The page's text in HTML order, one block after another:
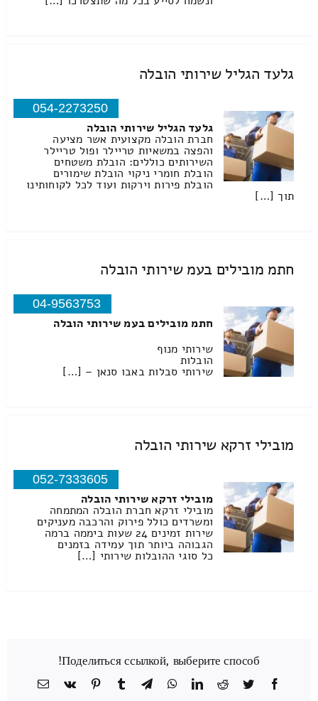
גלעד הגליל שירותי הובלה
054-2273250
גלעד הגליל שירותי הובלה
חברת הובלה מקצועית אשר מציעה
והפצה במשאיות טריילר ופול טריילר
השירותים כוללים: הובלת משטחים
הובלת חומרי ניקוי הובלת שימורים
הובלת פירות וירקות ועוד לכל לקוחותינו
תוך […]
חתמ מובילים בעמ שירותי הובלה
04-9563753
חתמ מובילים בעמ שירותי הובלה
שירותי מנוף
הובלות
שירותי סבלות באבו סנאן – […]
מובילי זרקא שירותי הובלה
052-7333605
מובילי זרקא שירותי הובלה
מובילי זרקא חברת הובלה המתמחה
ומשרדים כולל פירוק והרכבה מעניקים
שירות זמינים 24 שעות ביממה ברמה
הגבוהה ביותר תוך עמידה בזמנים
כל סוגי ההובלות שירותי […]
Поделиться ссылкой, выберите способ!
Facebook
Twitter
Reddit
LinkedIn
WhatsApp
Telegram
Tumblr
Pinterest
Vk
כתובת